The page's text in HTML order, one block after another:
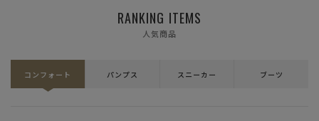
RANKING ITEMS
人気商品
コンフォート パンプス スニーカー ブーツ